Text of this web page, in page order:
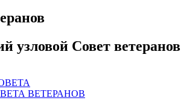
узловой Совет ветеранов
ВЕТЕРАНОВ